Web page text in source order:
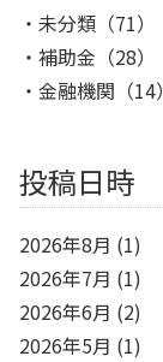
未分類 （71）
補助金 （28）
金融機関 （14）
投稿日時
2026年8月 (1)
2026年7月 (1)
2026年6月 (2)
2026年5月 (1)